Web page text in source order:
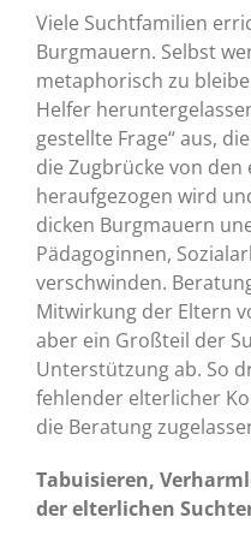
Viele Suchtfamilien
Burgmauern. Selbst
metaphorisch zu
Helfer
gestellte Frage“ aus,
die Zugbrücke von
heraufgezogen wird
dicken Burgmauern
Pädagoginnen,
verschwinden.
Mitwirkung der Eltern
aber ein Großteil der
Unterstützung ab. So
fehlender elterlicher
die Beratung
Tabuisieren,
der elterlichen